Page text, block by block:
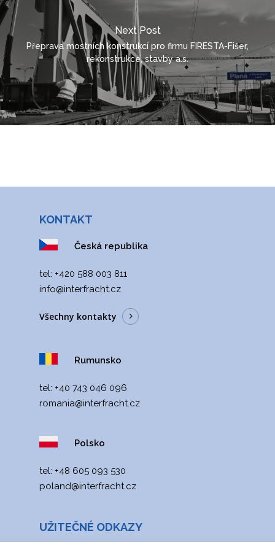
Next Post
Přeprava mostních konstrukcí pro firmu FIRESTA-Fišer,
rekonstrukce, stavby a.s.
KONTAKT
Česká republika
tel: +420 588 003 811
info@interfracht.cz
Všechny kontakty
Rumunsko
tel: +40 743 046 096
romania@interfracht.cz
Polsko
tel: +48 605 093 530
poland@interfracht.cz
UŽITEČNÉ ODKAZY
ENGLISH
POLSKI
ITALIANO
РУССКИЙ
FRANÇAIS
ROMÂNĂ